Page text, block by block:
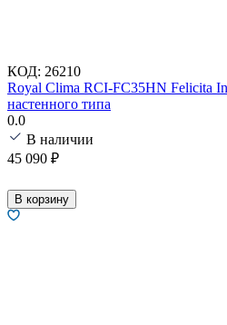
КОД: 26210
Royal Clima RCI-FC35HN Felicita
настенного типа
0.0
В наличии
45 090 ₽
В корзину